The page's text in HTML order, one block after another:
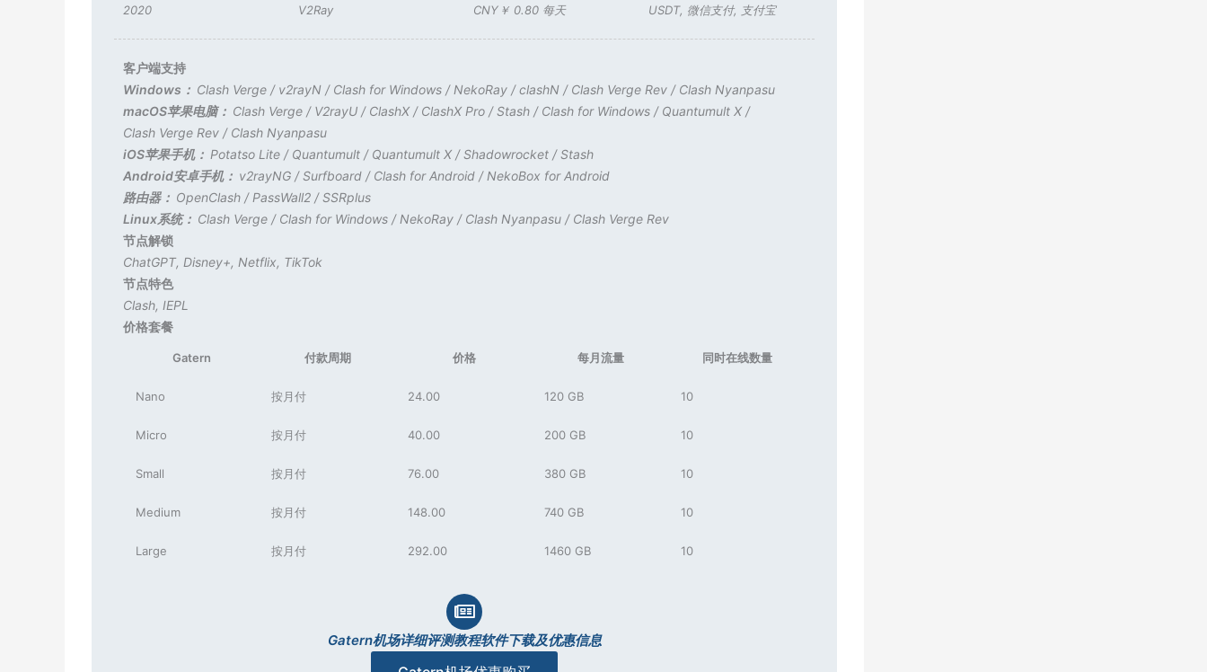
2020
V2Ray
CNY￥ 0.80 每天
USDT, 微信支付, 支付宝
客户端支持
Windows： Clash Verge / v2rayN / Clash for Windows / NekoRay /clashN / Clash Verge Rev / Clash Nyanpasu
macOS苹果电脑： Clash Verge / V2rayU / ClashX / ClashX Pro /Stash / Clash for Windows / Quantumult X /
Clash Verge Rev / Clash Nyanpasu
iOS苹果手机： Potatso Lite / Quantumult / Quantumult X /Shadowrocket /Stash
Android安卓手机： v2rayNG /Surfboard / Clash for Android / NekoBox for Android
路由器： OpenClash / PassWall2 /SSRplus
Linux系统： Clash Verge / Clash for Windows / NekoRay / Clash Nyanpasu / Clash Verge Rev
节点解锁
ChatGPT, Disney+, Netflix, TikTok
节点特色
Clash, IEPL
价格套餐
Gatern 付款周期 价格 每月流量 同时在线数量
Nano 按月付 24.00 120 GB 10
Micro 按月付 40.00 200 GB 10
Small 按月付 76.00 380 GB 10
Medium 按月付 148.00 740 GB 10
Large 按月付 292.00 1460 GB 10
Gatern机场详细评测教程软件下载及优惠信息